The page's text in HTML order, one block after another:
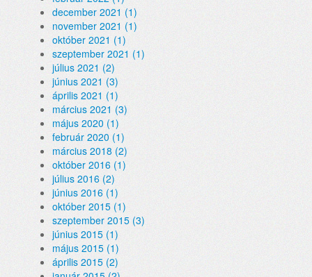
december 2021 (1)
november 2021 (1)
október 2021 (1)
szeptember 2021 (1)
július 2021 (2)
június 2021 (3)
április 2021 (1)
március 2021 (3)
május 2020 (1)
február 2020 (1)
március 2018 (2)
október 2016 (1)
július 2016 (2)
június 2016 (1)
október 2015 (1)
szeptember 2015 (3)
június 2015 (1)
május 2015 (1)
április 2015 (2)